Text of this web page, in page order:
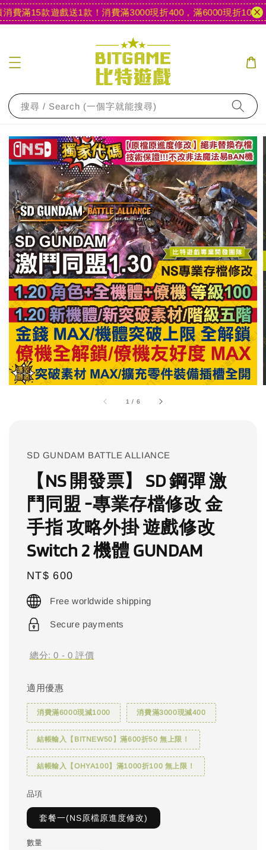
滿15款遊戲送1款！ 消費滿3000現折400，滿6000現折1000【
搜尋 / Search (一個字就能搜尋)
1 / 6
SD GUNDAM BATTLE ALLIANCE
【NS 開發票】 SD 鋼彈 激
鬥同盟 -專業存檔修改 金
手指 攻略外掛 遊戲修改
Switch 2 機體 GUNDAM
Regular
price
NT$ 600
Free worldwide shipping
Secure payments
總分:0 - 0 評價
適用優惠
消費滿6000現減1000 消費滿3000現減400
結帳輸入【BITNEW50】滿600折50 無上限！
結帳輸入【OHYA100】滿1000折100 無上限！
品項
套餐一(NS原檔原進度修改)
數量